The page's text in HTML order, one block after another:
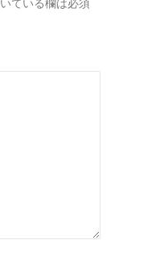
ている欄は必須